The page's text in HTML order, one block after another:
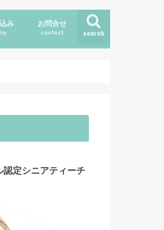
search
み お問合せ
contact
認定シニアティーチ